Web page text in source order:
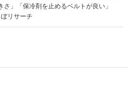
」「保冷剤を止めるベルトが良い」
リサーチ